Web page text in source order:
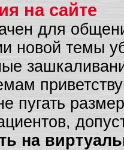
на сайте
для
новой темы
пугать
на